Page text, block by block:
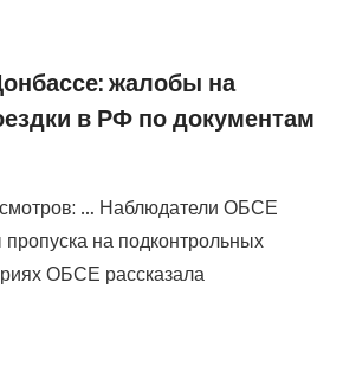
жалобы на
в РФ по документам
… Наблюдатели ОБСЕ
на подконтрольных
ОБСЕ рассказала